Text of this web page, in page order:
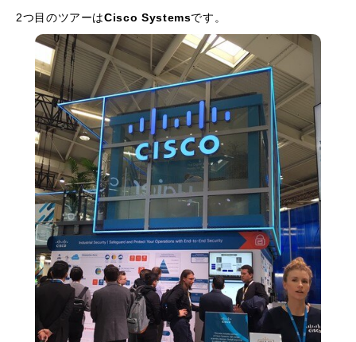
2つ目のツアーはCisco Systemsです。